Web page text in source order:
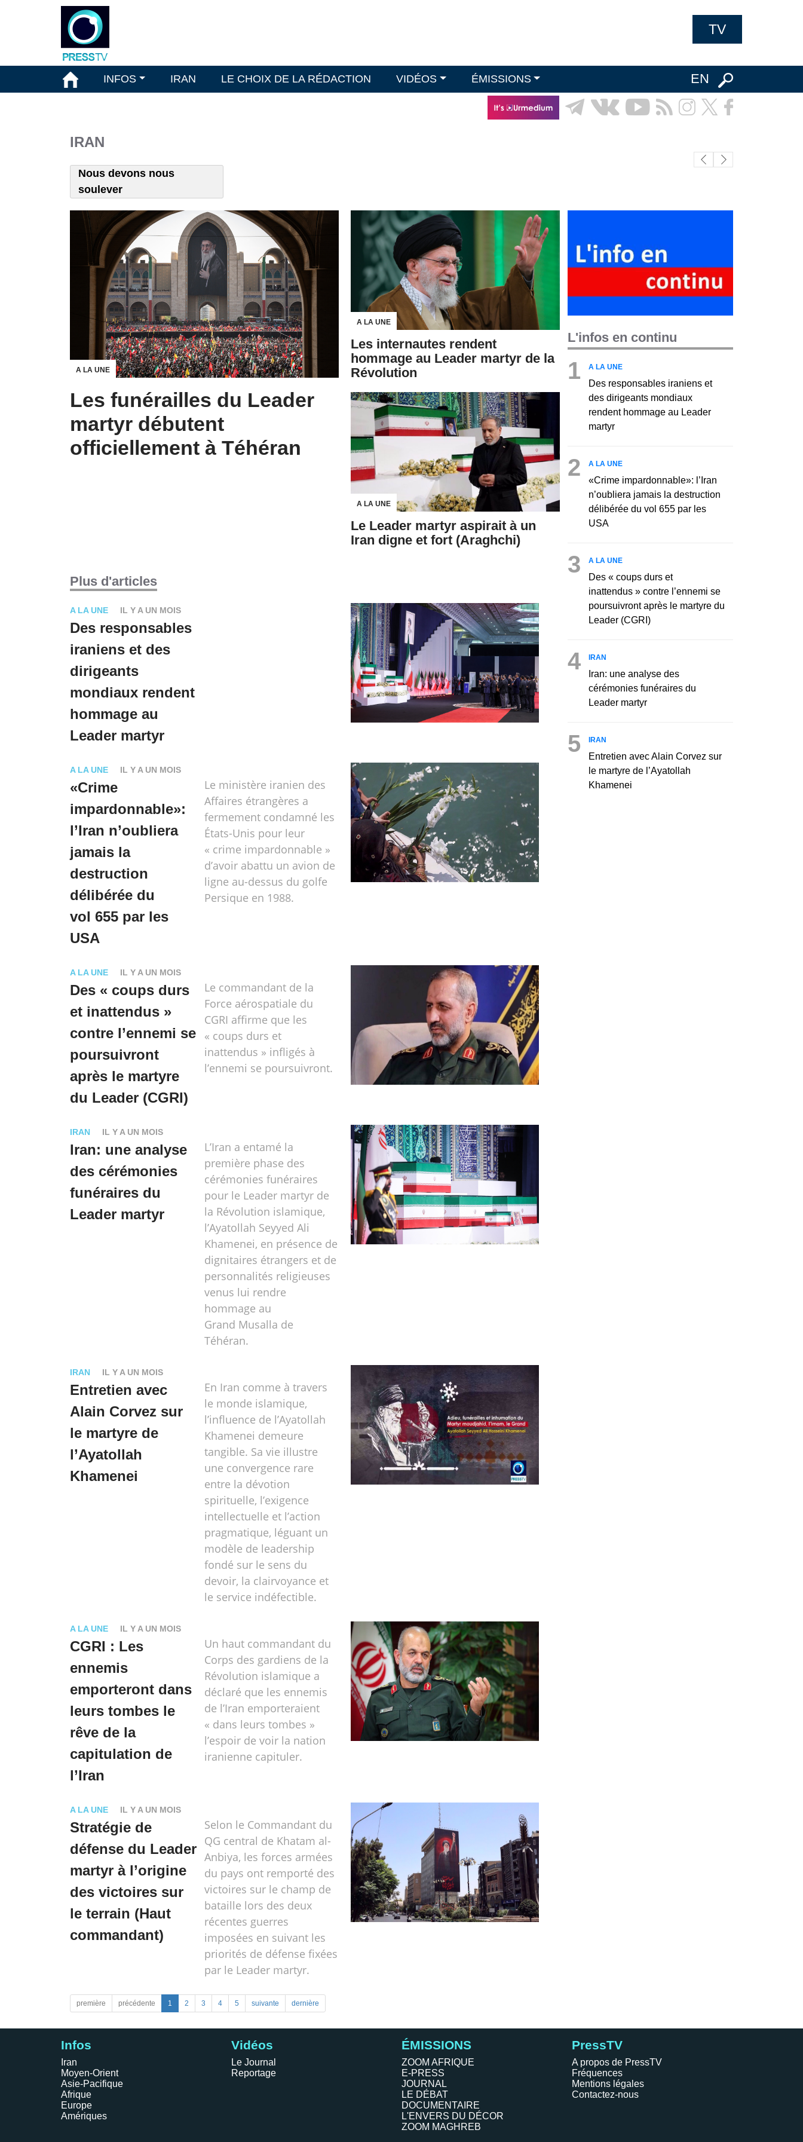
TV
INFOS IRAN LE CHOIX DE LA RÉDACTION VIDÉOS ÉMISSIONS EN
IRAN
Nous devons nous
soulever
A LA UNE
Les funérailles du Leader
martyr débutent
officiellement à Téhéran
A LA UNE
Les internautes rendent
hommage au Leader martyr de la
Révolution
A LA UNE
Le Leader martyr aspirait à un
Iran digne et fort (Araghchi)
Plus d'articles
A LA UNE IL Y A UN MOIS
Des responsables
iraniens et des
dirigeants
mondiaux rendent
hommage au
Leader martyr
A LA UNE IL Y A UN MOIS
«Crime
impardonnable»:
l’Iran n’oubliera
jamais la
destruction
délibérée du
vol 655 par les
USA
Le ministère iranien des
Affaires étrangères a
fermement condamné les
États-Unis pour leur
« crime impardonnable »
d’avoir abattu un avion de
ligne au-dessus du golfe
Persique en 1988.
A LA UNE IL Y A UN MOIS
Des « coups durs
et inattendus »
contre l’ennemi se
poursuivront
après le martyre
du Leader (CGRI)
Le commandant de la
Force aérospatiale du
CGRI affirme que les
« coups durs et
inattendus » infligés à
l’ennemi se poursuivront.
IRAN IL Y A UN MOIS
Iran: une analyse
des cérémonies
funéraires du
Leader martyr
L’Iran a entamé la
première phase des
cérémonies funéraires
pour le Leader martyr de
la Révolution islamique,
l’Ayatollah Seyyed Ali
Khamenei, en présence de
dignitaires étrangers et de
personnalités religieuses
venus lui rendre
hommage au
Grand Musalla de
Téhéran.
IRAN IL Y A UN MOIS
Entretien avec
Alain Corvez sur
le martyre de
l’Ayatollah
Khamenei
En Iran comme à travers
le monde islamique,
l’influence de l’Ayatollah
Khamenei demeure
tangible. Sa vie illustre
une convergence rare
entre la dévotion
spirituelle, l’exigence
intellectuelle et l’action
pragmatique, léguant un
modèle de leadership
fondé sur le sens du
devoir, la clairvoyance et
le service indéfectible.
A LA UNE IL Y A UN MOIS
CGRI : Les
ennemis
emporteront dans
leurs tombes le
rêve de la
capitulation de
l’Iran
Un haut commandant du
Corps des gardiens de la
Révolution islamique a
déclaré que les ennemis
de l’Iran emporteraient
« dans leurs tombes »
l’espoir de voir la nation
iranienne capituler.
A LA UNE IL Y A UN MOIS
Stratégie de
défense du Leader
martyr à l’origine
des victoires sur
le terrain (Haut
commandant)
Selon le Commandant du
QG central de Khatam al-
Anbiya, les forces armées
du pays ont remporté des
victoires sur le champ de
bataille lors des deux
récentes guerres
imposées en suivant les
priorités de défense fixées
par le Leader martyr.
première précédente 1 2 3 4 5 suivante dernière
L'infos en continu
1 A LA UNE
Des responsables iraniens et
des dirigeants mondiaux
rendent hommage au Leader
martyr
2 A LA UNE
«Crime impardonnable»: l’Iran
n’oubliera jamais la destruction
délibérée du vol 655 par les
USA
3 A LA UNE
Des « coups durs et
inattendus » contre l’ennemi se
poursuivront après le martyre du
Leader (CGRI)
4 IRAN
Iran: une analyse des
cérémonies funéraires du
Leader martyr
5 IRAN
Entretien avec Alain Corvez sur
le martyre de l’Ayatollah
Khamenei
Infos
Iran
Moyen-Orient
Asie-Pacifique
Afrique
Europe
Amériques
Vidéos
Le Journal
Reportage
ÉMISSIONS
ZOOM AFRIQUE
E-PRESS
JOURNAL
LE DÉBAT
DOCUMENTAIRE
L'ENVERS DU DÉCOR
ZOOM MAGHREB
PressTV
A propos de PressTV
Fréquences
Mentions légales
Contactez-nous